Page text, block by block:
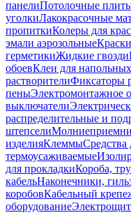
панелиПотолочные
уголкиЛакокрасочные
пропиткиКолеры для
эмали аэрозольные
герметикиЖидкие гвозди
обоевКлеи для
растворителиФиксаторы
пеныЭлектромонтажное
выключатели
распределительные и
штепсели
изделияКлеммыСредства
термоусаживаемые
для прокладкиКороба,
кабельНаконечники,
коробовКабельный
оборудование